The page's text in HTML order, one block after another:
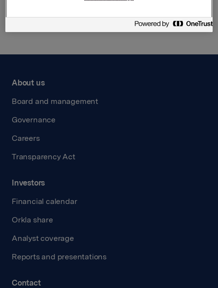
About us
Board and management
Governance
Careers
Transparency Act
Investors
Financial calendar
Orkla share
Analyst coverage
Reports and presentations
Contact